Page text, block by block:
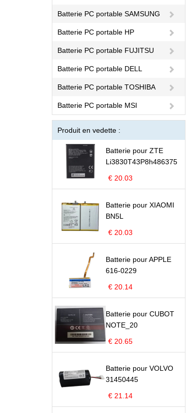
Batterie PC portable SAMSUNG
Batterie PC portable HP
Batterie PC portable FUJITSU
Batterie PC portable DELL
Batterie PC portable TOSHIBA
Batterie PC portable MSI
Produit en vedette :
Batterie pour ZTE
Li3830T43P8h486375
€ 20.03
Batterie pour XIAOMI
BN5L
€ 20.03
Batterie pour APPLE
616-0229
€ 20.14
Batterie pour CUBOT
NOTE_20
€ 20.65
Batterie pour VOLVO
31450445
€ 21.14